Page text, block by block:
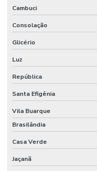
Consultoria ppra
Consultoria em segurança
Consultoria em segurança
Consultoria em segurança e
Consultoria em segurança
Consultoria e social
Consultoria de tecnico de
Cambuci
Consolação
Glicério
Luz
República
Santa Efigênia
Vila Buarque
Brasilândia
Casa Verde
Jaçanã